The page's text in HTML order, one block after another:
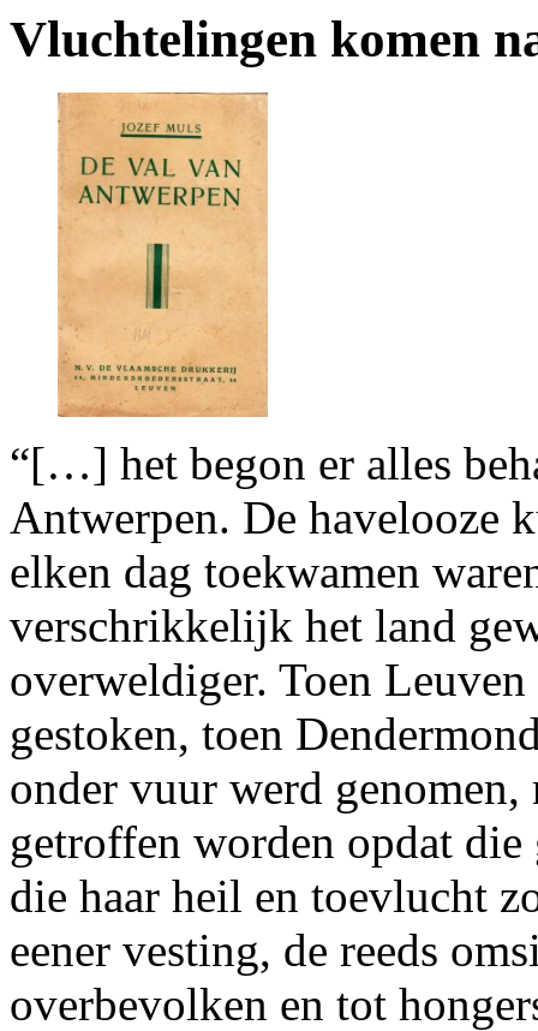
Vluchtelingen komen
“[…] het begon er alles
Antwerpen. De havelooze
elken dag toekwamen
verschrikkelijk het land
overweldiger. Toen
gestoken, toen
onder vuur werd genomen,
getroffen worden opdat
die haar heil en toevlucht
eener vesting, de reeds
overbevolken en tot